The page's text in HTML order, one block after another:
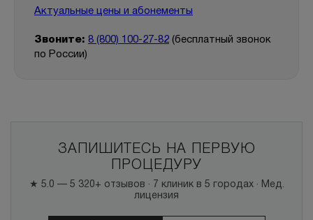
Актуальные цены и абонементы
Звоните: 8 (800) 100-27-82 (бесплатный звонок
по России)
ЗАПИШИТЕСЬ НА ПЕРВУЮ
ПРОЦЕДУРУ
★ 5.0 — 5 320+ отзывов · 7 клиник в 5 городах · Мед.
лицензия